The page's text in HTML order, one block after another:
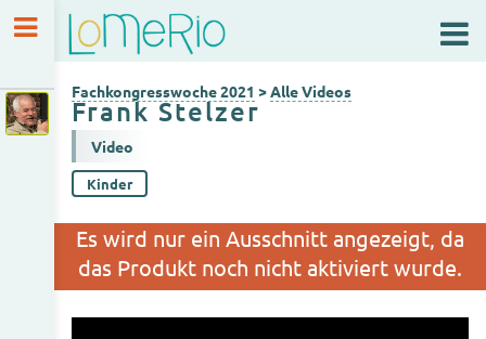
Fachkongresswoche 2021
Alle Videos
Max Girardin
Fachkongresswoche 2021 >Alle Videos
Frank Stelzer
Video
Kinder